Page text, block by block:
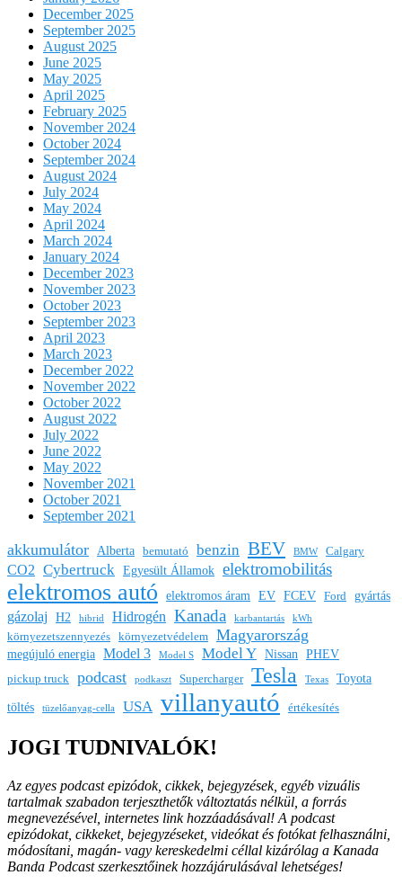
December 2025
September 2025
August 2025
June 2025
May 2025
April 2025
February 2025
November 2024
October 2024
September 2024
August 2024
July 2024
May 2024
April 2024
March 2024
January 2024
December 2023
November 2023
October 2023
September 2023
April 2023
March 2023
December 2022
November 2022
October 2022
August 2022
July 2022
June 2022
May 2022
November 2021
October 2021
September 2021
akkumulátor Alberta bemutató benzin BEV BMW Calgary
CO2 Cybertruck Egyesült Államok elektromobilitás
elektromos autó elektromos áram EV FCEV Ford gyártás
gázolaj H2 hibrid Hidrogén Kanada karbantartás kWh
környezetszennyezés környezetvédelem Magyarország
megújuló energia Model 3 Model S Model Y Nissan PHEV
pickup truck podcast podkaszt Supercharger Tesla Texas
Toyota
töltés
tüzelőanyag-cella USA villanyautó értékesítés
JOGI TUDNIVALÓK!
Az egyes podcast epizódok, cikkek, bejegyzések, egyéb vizuális
tartalmak szabadon terjeszthetők változtatás nélkül, a forrás
megnevezésével, internetes link hozzáadásával! A podcast
epizódokat, cikkeket, bejegyzéseket, videókat és fotókat felhasználni,
módosítani, magán- vagy kereskedelmi céllal kizárólag a Kanada
Banda Podcast szerkesztőinek hozzájárulásával lehetséges!